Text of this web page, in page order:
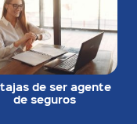
de ser agente
de seguros